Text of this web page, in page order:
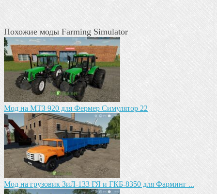
Похожие моды Farming Simulator
Мод на МТЗ 920 для Фермер Симулятор 22
Мод на грузовик ЗиЛ-133 ГЯ и ГКБ-8350 для Фарминг ...